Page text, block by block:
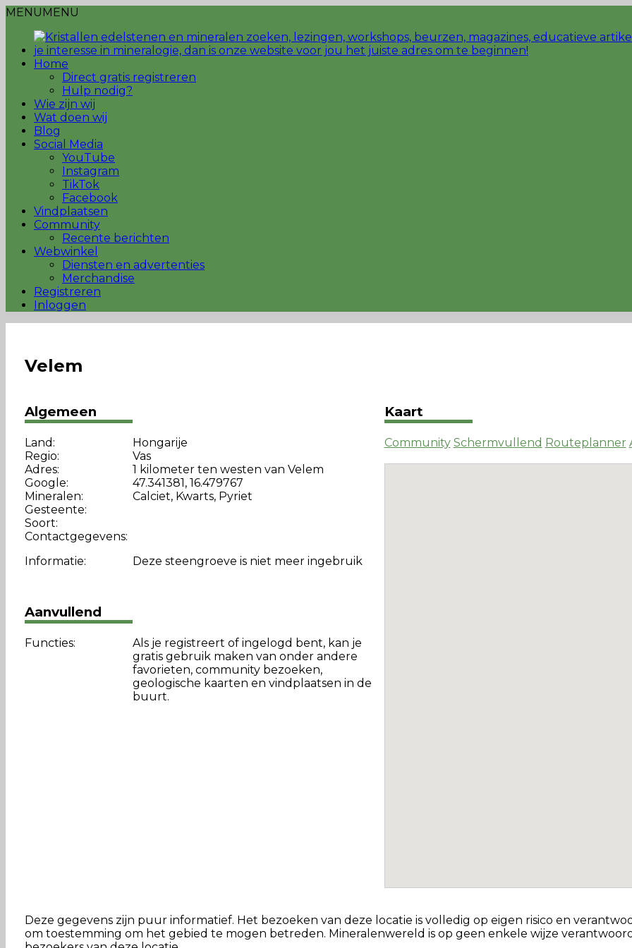
MENUMENU
Home
Direct gratis registreren
Hulp nodig?
Wie zijn wij
Wat doen wij
Blog
Social Media
YouTube
Instagram
TikTok
Facebook
Vindplaatsen
Community
Recente berichten
Webwinkel
Diensten en advertenties
Merchandise
Registreren
Inloggen
Velem
Algemeen
Land:
Hongarije
Regio:
Vas
Adres:
1 kilometer ten westen van Velem
Google:
47.341381, 16.479767
Mineralen:
Calciet, Kwarts, Pyriet
Gesteente:
Soort:
Contactgegevens:
Informatie:
Deze steengroeve is niet meer ingebruik
Aanvullend
Functies:
Als je registreert of ingelogd bent, kan je
gratis gebruik maken van onder andere
favorieten, community bezoeken,
geologische kaarten en vindplaatsen in de
buurt.
Kaart
Community Schermvullend Routeplanner
Deze gegevens zijn puur informatief. Het bezoeken van deze locatie is volledig op eigen risico en
om toestemming om het gebied te mogen betreden. Mineralenwereld is op geen enkele wijze